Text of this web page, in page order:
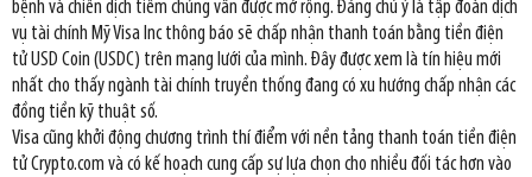
bệnh và chiến dịch tiêm chủng vẫn được mở rộng. Đáng chú ý là tập đoàn dịch
vụ tài chính Mỹ Visa Inc thông báo sẽ chấp nhận thanh toán bằng tiền điện
tử USD Coin (USDC) trên mạng lưới của mình. Đây được xem là tín hiệu mới
nhất cho thấy ngành tài chính truyền thống đang có xu hướng chấp nhận các
đồng tiền kỹ thuật số.
Visa cũng khởi động chương trình thí điểm với nền tảng thanh toán tiền điện
tử Crypto.com và có kế hoạch cung cấp sự lựa chọn cho nhiều đối tác hơn vào